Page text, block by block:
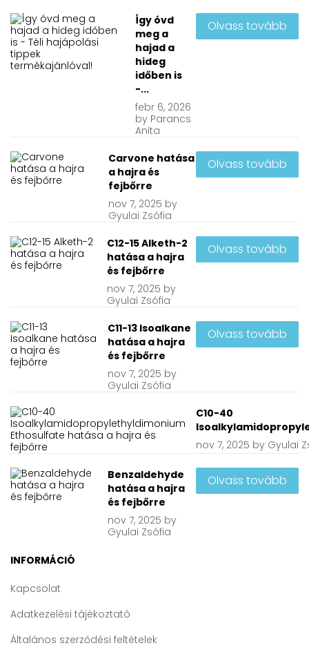
Így óvd
meg a
hajad a
hideg
időben is
-...
febr 6, 2026
by Parancs
Anita
Olvass tovább
Carvone hatása
a hajra és
fejbőrre
nov 7, 2025 by
Gyulai Zsófia
Olvass tovább
C12-15 Alketh-2
hatása a hajra
és fejbőrre
nov7, 2025 by
Gyulai Zsófia
Olvass tovább
C11-13 Isoalkane
hatása a hajra
és fejbőrre
nov 7, 2025 by
Gyulai Zsófia
Olvass tovább
C10-40
nov 7, 2025 by Gyulai
Benzaldehyde
hatása a hajra
és fejbőrre
nov 7, 2025 by
Gyulai Zsófia
Olvass tovább
INFORMÁCIÓ
Kapcsolat
Adatkezelési tájékoztató
Általános szerződési feltételek